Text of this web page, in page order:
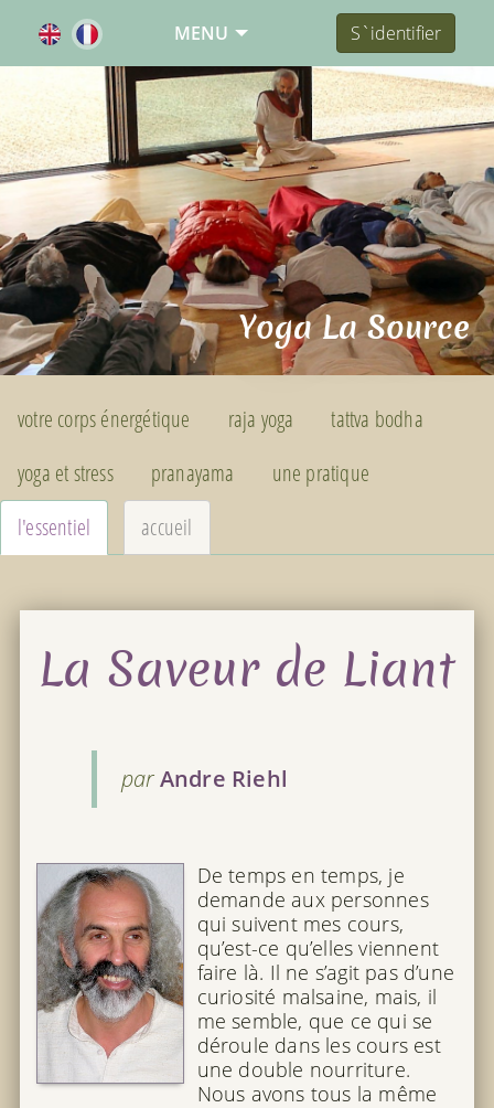
MENU S`identifier
Yoga La Source
votre corps énergétique raja yoga
tattva bodha
yoga et stress
pranayama
une pratique
l'essentiel
accueil
La Saveur de Liant
parAndre Riehl
De temps en temps, je
demande aux personnes
qui suivent mes cours,
qu’est-ce qu’elles viennent
faire là. Il ne s’agit pas d’une
curiosité malsaine, mais, il
me semble, que ce qui se
déroule dans les cours est
une double nourriture.
Nous avons tous la même